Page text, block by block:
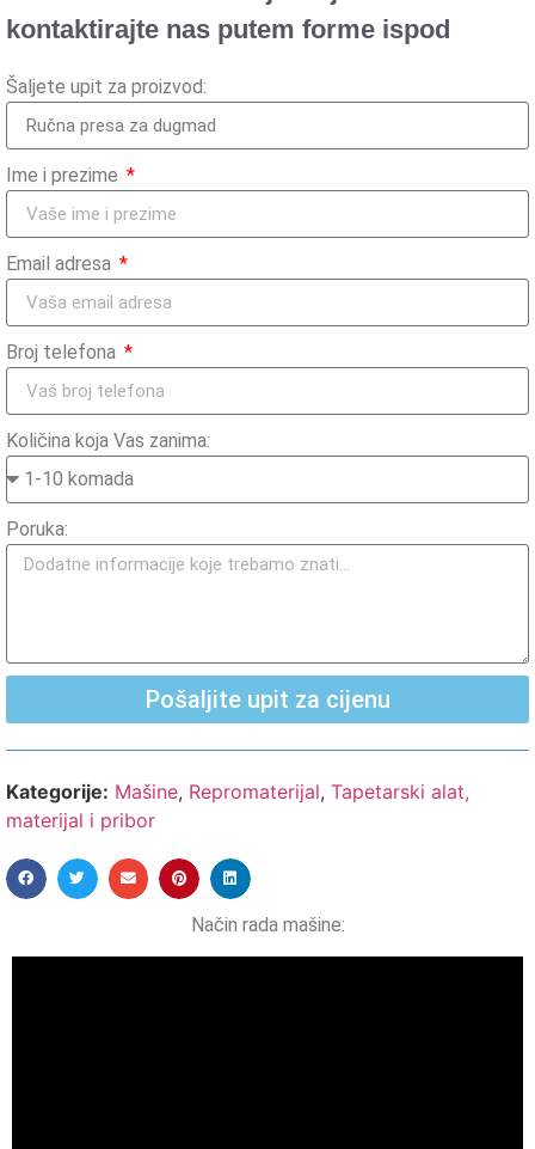
kontaktirajte nas putem forme ispod
Šaljete upit za proizvod:
Ime i prezime
Email adresa
Broj telefona
Količina koja Vas zanima:
Poruka:
Pošaljite upit za cijenu
Kategorije: Mašine, Repromaterijal, Tapetarski alat,
materijal i pribor
Način rada mašine: